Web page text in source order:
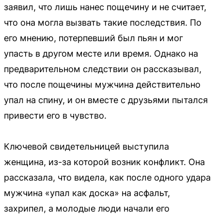
заявил, что лишь нанес пощечину и не считает,
что она могла вызвать такие последствия. По
его мнению, потерпевший был пьян и мог
упасть в другом месте или время. Однако на
предварительном следствии он рассказывал,
что после пощечины мужчина действительно
упал на спину, и он вместе с друзьями пытался
привести его в чувство.
Ключевой свидетельницей выступила
женщина, из-за которой возник конфликт. Она
рассказала, что видела, как после одного удара
мужчина «упал как доска» на асфальт,
захрипел, а молодые люди начали его